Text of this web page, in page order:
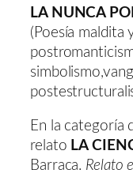
LA NUNCA
(Poesía maldita
En la categoría
relato LA
Barraca. Relato